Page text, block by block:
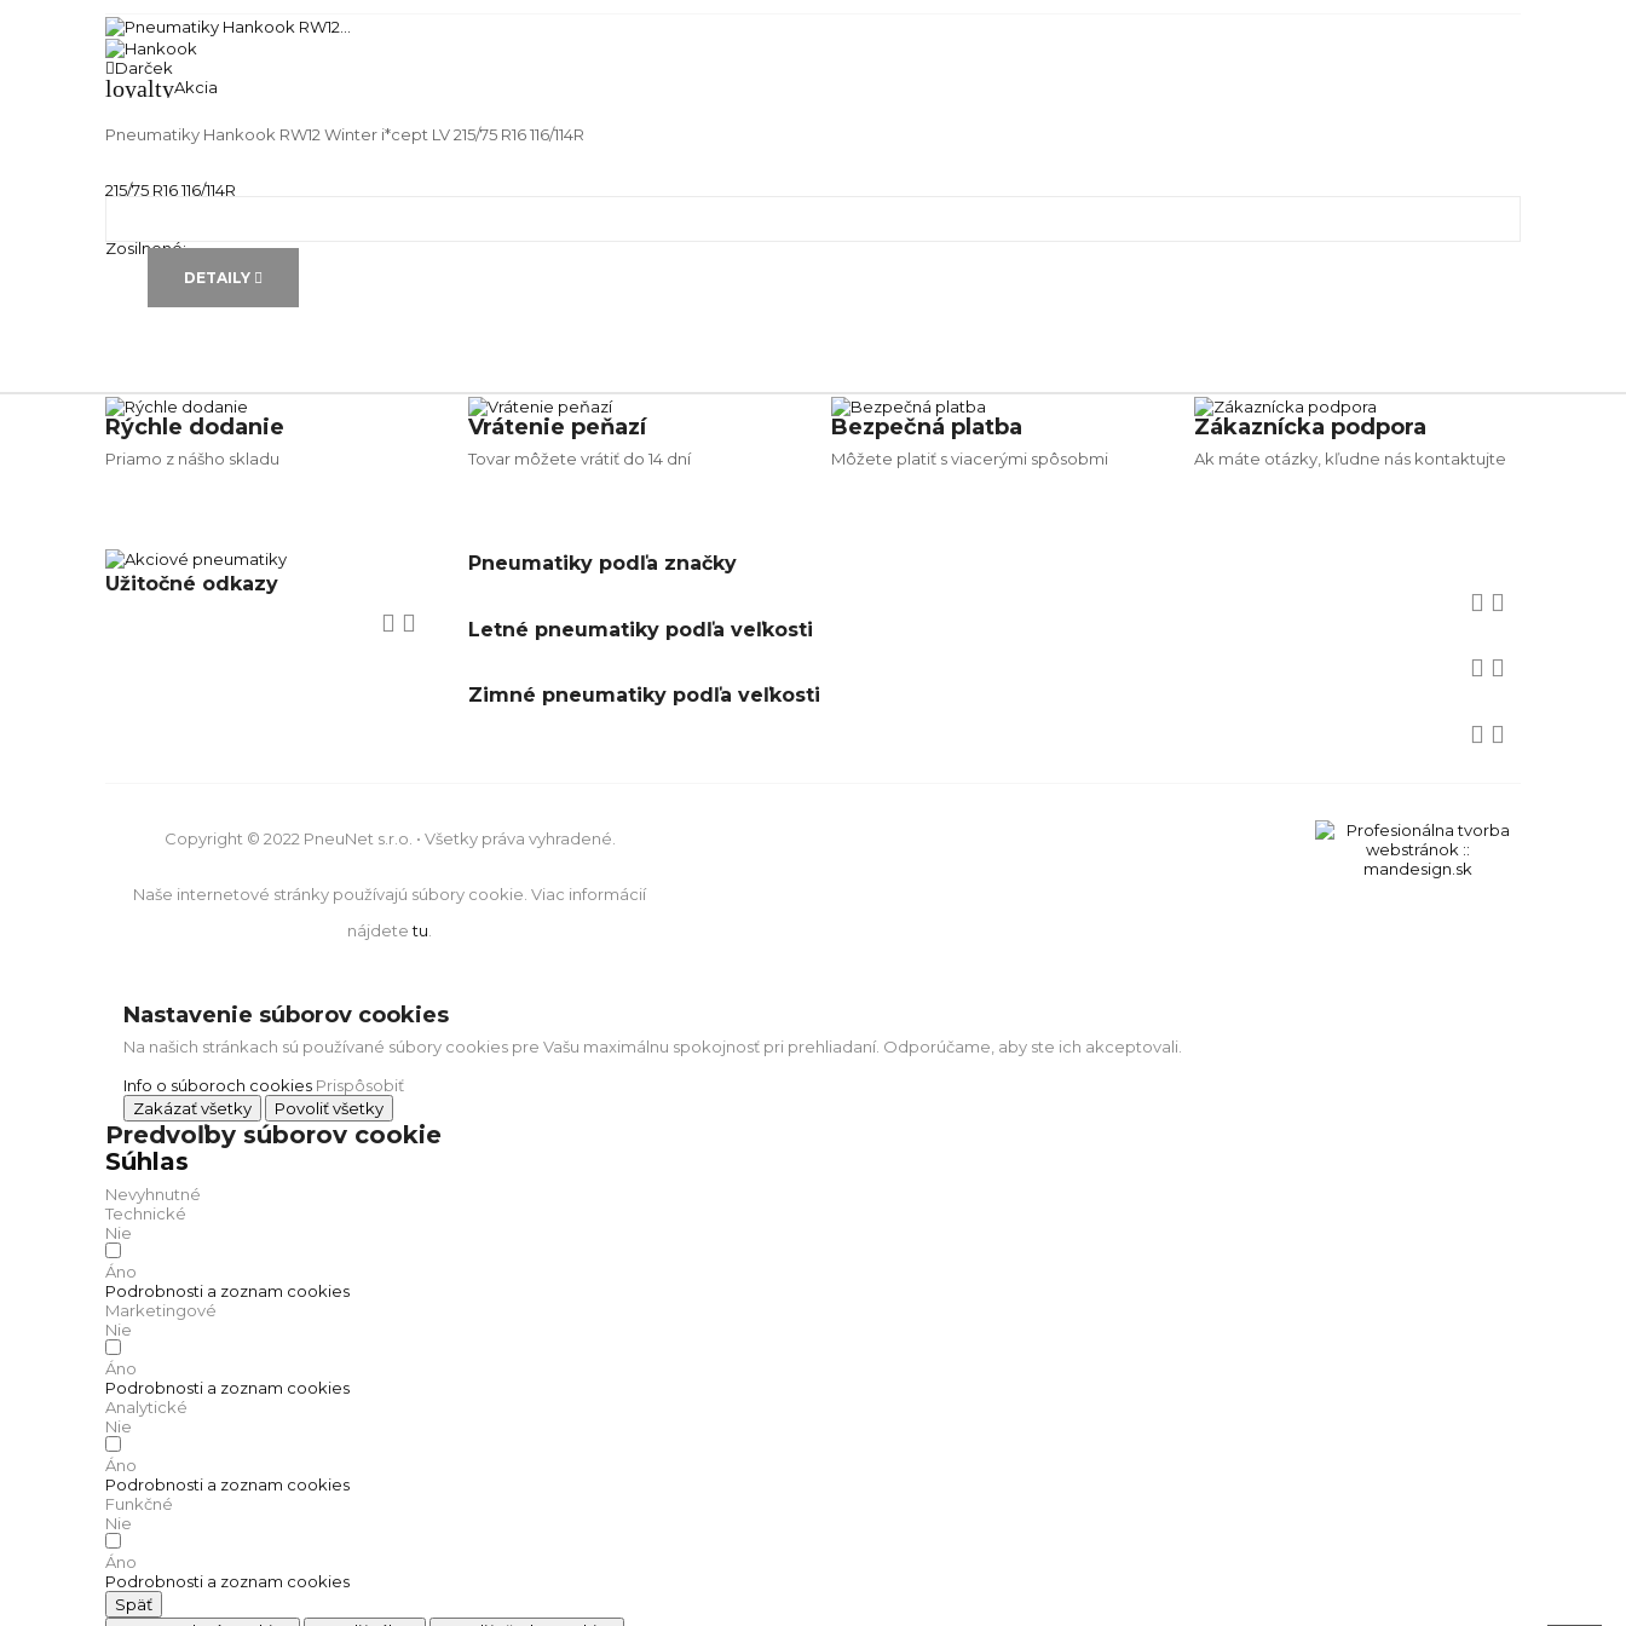
Darček
loyaltyAkcia
Pneumatiky Hankook RW12 Winter i*cept LV 215/75 R16 116/114R
215/75 R16 116/114R
Zosilnené:---
DETAILY
Rýchle dodanie
Priamo z nášho skladu
Vrátenie peňazí
Tovar môžete vrátiť do 14 dní
Bezpečná platba
Môžete platiť s viacerými spôsobmi
Zákaznícka podpora
Ak máte otázky, kľudne nás kontaktujte
Užitočné odkazy
 
Pneumatiky podľa značky
 
Letné pneumatiky podľa veľkosti
 
Zimné pneumatiky podľa veľkosti
 
Copyright © 2022 PneuNet s.r.o. • Všetky práva vyhradené.
Naše internetové stránky používajú súbory cookie. Viac informácií
nájdetetu
Nastavenie súborov cookies
Na našich stránkach sú používané súbory cookies pre Vašu maximálnu spokojnosť pri prehliadaní. Odporúčame, aby ste ich akceptovali.
Info o súboroch cookies Prispôsobiť
Zakázať všetky
Povoliť všetky
Predvoľby súborov cookie
Súhlas
Nevyhnutné
Technické
Nie
Áno
Podrobnosti a zoznam cookies
Marketingové
Nie
Áno
Podrobnosti a zoznam cookies
Analytické
Nie
Áno
Podrobnosti a zoznam cookies
Funkčné
Nie
Áno
Podrobnosti a zoznam cookies
Späť